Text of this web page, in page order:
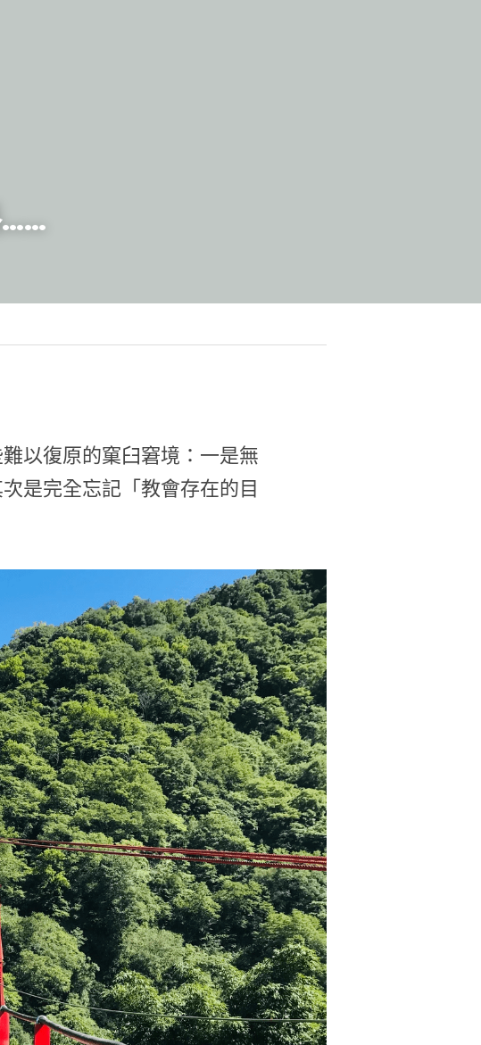
……
以復原的窠臼窘境：一是無
是完全忘記「教會存在的目